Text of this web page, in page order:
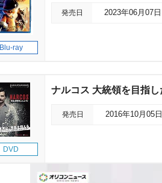
Blu-ray
発売日 2023年06月07日
DVD
ナルコス 大統領を目指
発売日 2016年10月05日